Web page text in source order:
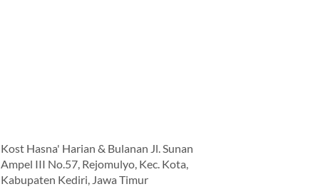
Kost Hasna' Harian & Bulanan Jl. Sunan
Ampel III No.57, Rejomulyo, Kec. Kota,
Kabupaten Kediri, Jawa Timur